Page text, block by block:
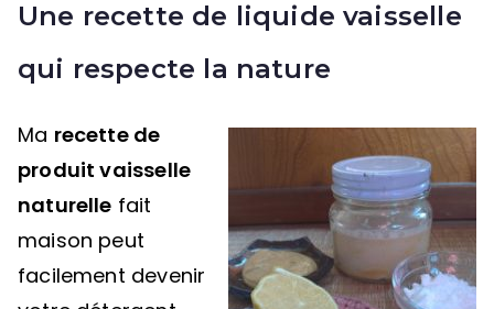
Une recette de liquide vaisselle
qui respecte la nature
Ma recette de
produit vaisselle
naturelle fait
maison peut
facilement devenir